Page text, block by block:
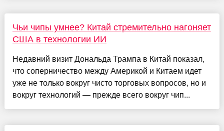
Чьи чипы умнее? Китай стремительно нагоняет
США в технологии ИИ
Недавний визит Дональда Трампа в Китай показал,
что соперничество между Америкой и Китаем идет
уже не только вокруг чисто торговых вопросов, но и
вокруг технологий — прежде всего вокруг чип...